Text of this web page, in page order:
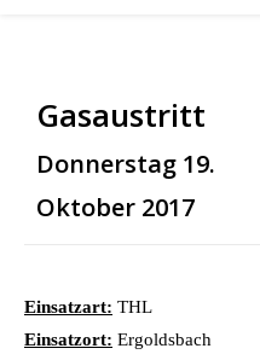
Gasaustritt
Donnerstag 19.
Oktober 2017
Einsatzart: THL
Einsatzort: Ergoldsbach